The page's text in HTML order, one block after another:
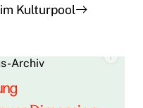
Kulturpool